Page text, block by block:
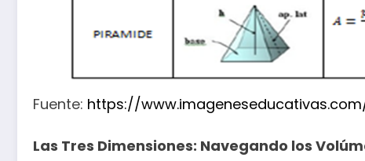
Fuente: https://
Las Tres Dimensiones: Navegando los